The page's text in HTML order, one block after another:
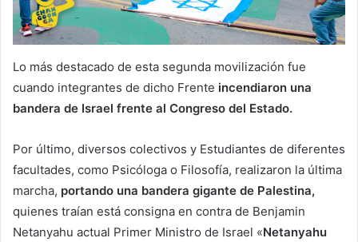
Lo más destacado de esta segunda movilización fue
cuando integrantes de dicho Frente incendiaron una
bandera de Israel frente al Congreso del Estado.
Por último, diversos colectivos y Estudiantes de diferentes
facultades, como Psicóloga o Filosofía, realizaron la última
marcha, portando una bandera gigante de Palestina,
quienes traían está consigna en contra de Benjamin
Netanyahu actual Primer Ministro de Israel «Netanyahu